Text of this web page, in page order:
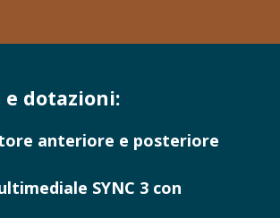
dotazioni:
anteriore e posteriore
SYNC 3 con